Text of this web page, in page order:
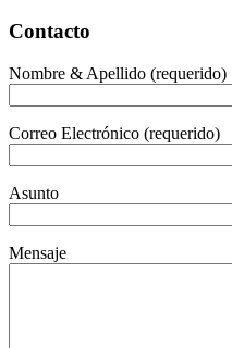
Contacto
Nombre & Apellido (requerido)
Correo Electrónico (requerido)
Asunto
Mensaje